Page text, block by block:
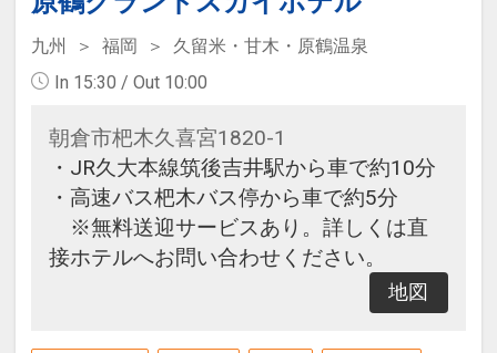
九州 福岡
久留米・甘木・原鶴温泉
In 15:30 / Out 10:00
朝倉市杷木久喜宮1820-1
・JR久大本線筑後吉井駅から車で約10分
・高速バス杷木バス停から車で約5分
※無料送迎サービスあり。詳しくは直
接ホテルへお問い合わせください。
地図